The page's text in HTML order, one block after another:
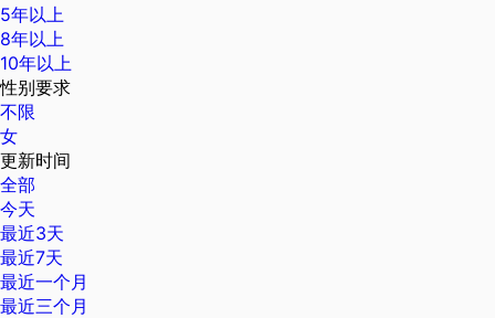
5年以上
8年以上
10年以上
性别要求
不限
女
更新时间
全部
今天
最近3天
最近7天
最近一个月
最近三个月